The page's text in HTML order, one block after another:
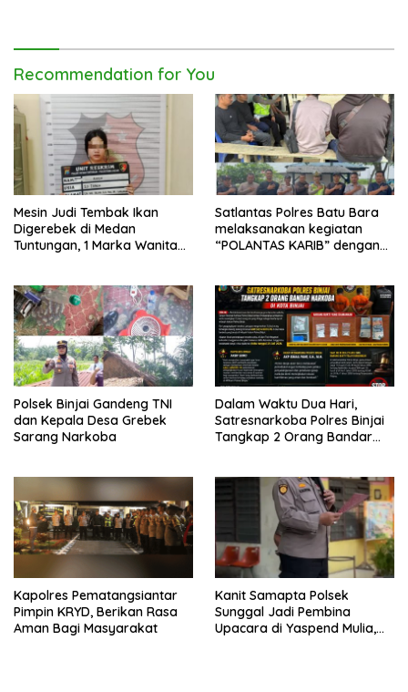
Recommendation for You
Mesin Judi Tembak Ikan
Digerebek di Medan
Tuntungan, 1 Marka Wanita
Satlantas Polres Batu Bara
melaksanakan kegiatan
“POLANTAS KARIB” dengan
Polsek Binjai Gandeng TNI
dan Kepala Desa Grebek
Sarang Narkoba
Dalam Waktu Dua Hari,
Satresnarkoba Polres Binjai
Tangkap 2 Orang Bandar
Kapolres Pematangsiantar
Pimpin KRYD, Berikan Rasa
Aman Bagi Masyarakat
Kanit Samapta Polsek
Sunggal Jadi Pembina
Upacara di Yaspend Mulia,